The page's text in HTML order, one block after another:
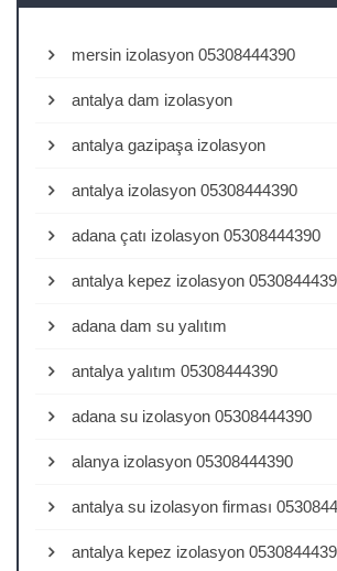
mersin izolasyon 05308444390
antalya dam izolasyon
antalya gazipaşa izolasyon
antalya izolasyon 05308444390
adana çatı izolasyon 05308444390
antalya kepez izolasyon
adana dam su yalıtım
antalya yalıtım 05308444390
adana su izolasyon 05308444390
alanya izolasyon 05308444390
antalya su izolasyon firması
antalya kepez izolasyon